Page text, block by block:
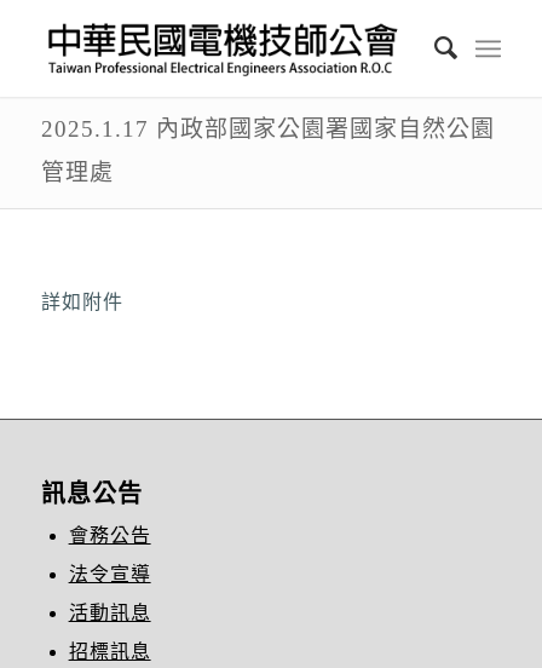
2025.1.17 內政部國家公園署國家自然公園
管理處
詳如附件
訊息公告
會務公告
法令宣導
活動訊息
招標訊息